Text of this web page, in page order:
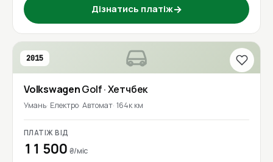
Дізнатись платіж→
2015
VolkswagenGolf· Хетчбек
Умань Електро Автомат 164к км
ПЛАТІЖ ВІД
11 500 ₴/міс